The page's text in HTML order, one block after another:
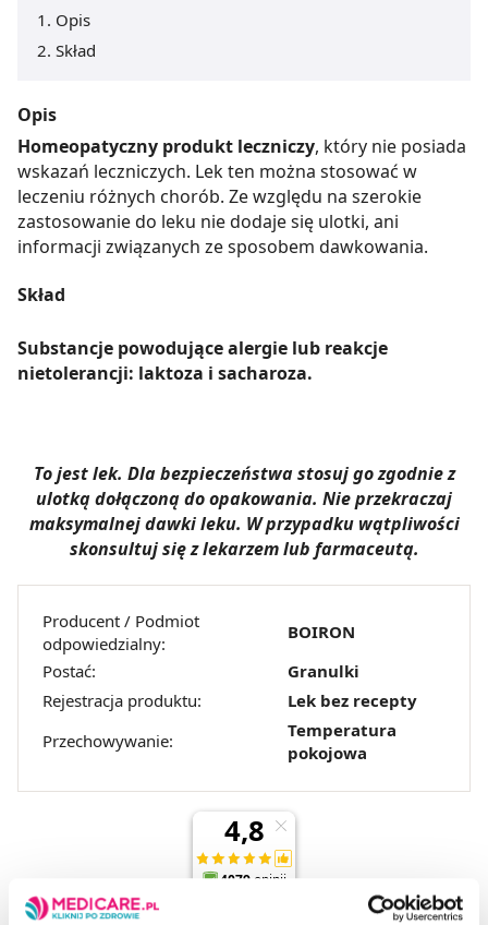
Opis
Skład
Opis
Homeopatyczny produkt leczniczy, który nie posiada
wskazań leczniczych. Lek ten można stosować w
leczeniu różnych chorób. Ze względu na szerokie
zastosowanie do leku nie dodaje się ulotki, ani
informacji związanych ze sposobem dawkowania.
Skład
Substancje powodujące alergie lub reakcje
nietolerancji: laktoza i sacharoza.
To jest lek. Dla bezpieczeństwa stosuj go zgodnie z
ulotką dołączoną do opakowania. Nie przekraczaj
maksymalnej dawki leku. W przypadku wątpliwości
skonsultuj się z lekarzem lub farmaceutą.
Producent / Podmiot
odpowiedzialny:
BOIRON
Postać:
Granulki
Rejestracja produktu:
Lek bez recepty
Przechowywanie:
Temperatura
pokojowa